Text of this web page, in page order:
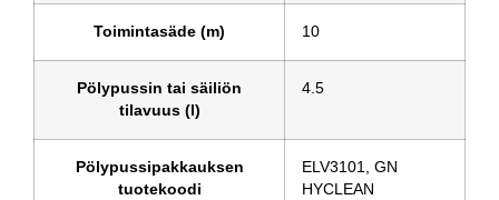
Toimintasäde (m) 10
Pölypussin tai säiliön
tilavuus (l)
4.5
Pölypussipakkauksen
tuotekoodi
ELV3101, GN
HYCLEAN